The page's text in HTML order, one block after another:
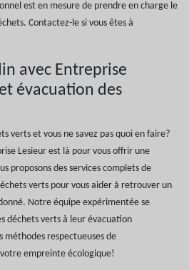
est en mesure de prendre en charge le
Contactez-le si vous êtes à
avec Entreprise
évacuation des
verts et vous ne savez pas quoi en faire?
Lesieur est là pour vous offrir une
proposons des services complets de
verts pour vous aider à retrouver un
Notre équipe expérimentée se
déchets verts à leur évacuation
méthodes respectueuses de
empreinte écologique!